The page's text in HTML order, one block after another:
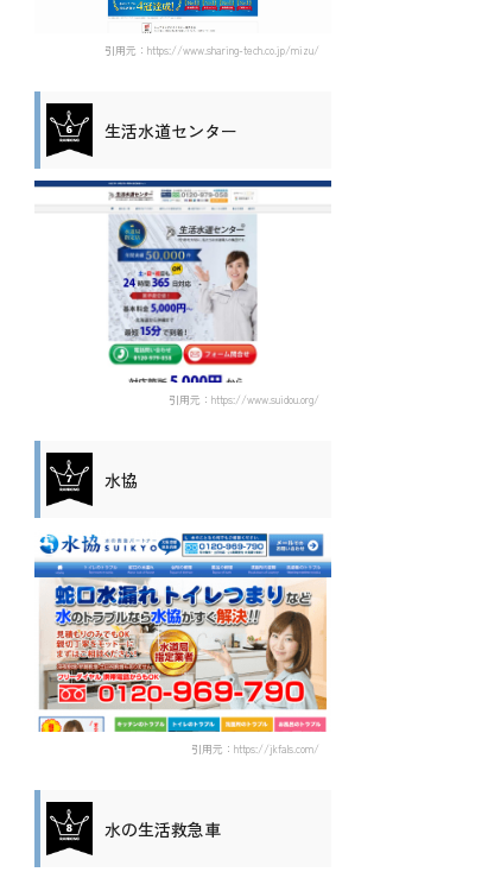
引用元：https://www.sharing-tech.co.jp/mizu/
生活水道センター
引用元：https://www.suidou.org/
水協
引用元：https://jkfals.com/
水の生活救急車